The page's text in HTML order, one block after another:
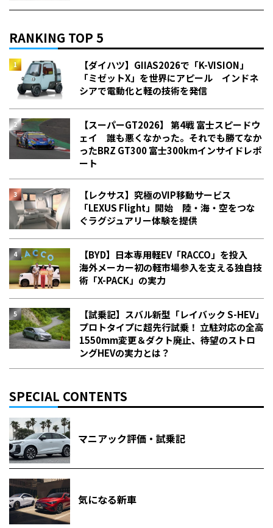
RANKING TOP 5
【ダイハツ】GIIAS2026で「K-VISION」
「ミゼットX」を世界にアピール インドネ
シアで電動化と軽の技術を発信
【スーパーGT2026】 第4戦 富士スピードウ
ェイ 誰も悪くなかった。それでも勝てなか
った――BRZ GT300 富士300kmインサイドレポ
ート
【レクサス】究極のVIP移動サービス
「LEXUS Flight」開始 陸・海・空をつな
ぐラグジュアリー体験を提供
【BYD】日本専用軽EV「RACCO」を投入
海外メーカー初の軽市場参入を支える独自技
術「X-PACK」の実力
【試乗記】スバル新型「レイバック S-HEV」
プロトタイプに超先行試乗！ 立駐対応の全高
1550mm変更＆ダクト廃止、待望のストロ
ングHEVの実力とは？
SPECIAL CONTENTS
マニアック評価・試乗記
気になる新車